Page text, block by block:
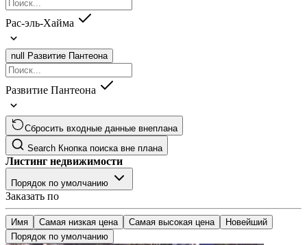
Рас-эль-Хайма
null Развитие Пантеона
Развитие Пантеона
Сбросить входные данные внеплана
Search Кнопка поиска вне плана
Листинг недвижимости
Порядок по умолчанию
Заказать по
Имя Самая низкая цена Самая высокая цена
Новейший
Порядок по умолчанию